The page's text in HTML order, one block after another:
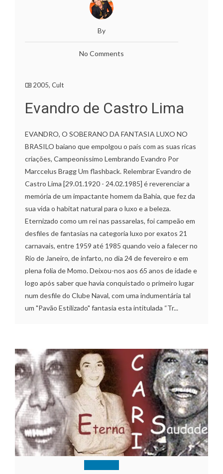
By
No Comments
2005, Cult
Evandro de Castro Lima
EVANDRO, O SOBERANO DA FANTASIA LUXO NO
BRASILO baiano que empolgou o país com as suas ricas
criações, Campeoníssimo Lembrando Evandro Por
Marccelus Bragg Um flashback. Relembrar Evandro de
Castro Lima [29.01.1920 - 24.02.1985] é reverenciar a
memória de um impactante homem da Bahia, que fez da
sua vida o habitat natural para o luxo e a beleza.
Eternizado como um rei nas passarelas, foi campeão em
desfiles de fantasias na categoria luxo por exatos 21
carnavais, entre 1959 até 1985 quando veio a falecer no
Rio de Janeiro, de infarto, no dia 24 de fevereiro e em
plena folia de Momo. Deixou-nos aos 65 anos de idade e
logo após saber que havia conquistado o primeiro lugar
num desfile do Clube Naval, com uma indumentária tal
um "Pavão Estilizado" fantasia esta intitulada “Tr...